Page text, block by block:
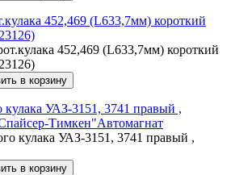
452,469 (L633,7мм) короткий
в корзину
УАЗ-3151, 3741 правый ,
Тимкен"Автомагнат
в корзину